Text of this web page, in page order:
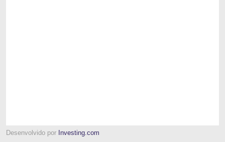
Desenvolvido por Investing.com